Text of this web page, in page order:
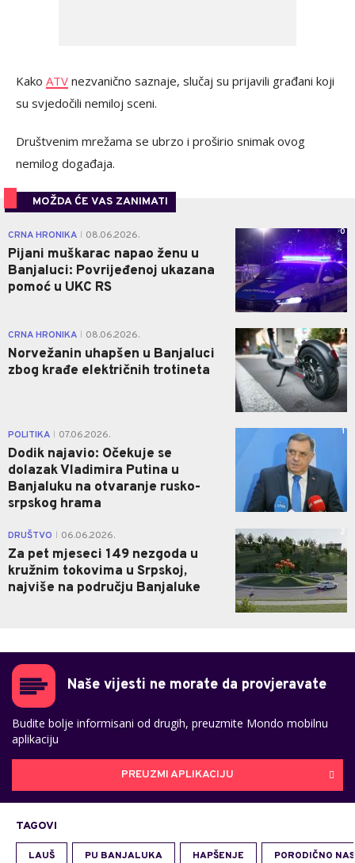
Kako ATV nezvanično saznaje, slučaj su prijavili građani koji
su svjedočili nemiloj sceni.
Društvenim mrežama se ubrzo i proširio snimak ovog
nemilog događaja.
MOŽDA ĆE VAS ZANIMATI
CRNA HRONIKA 08.06.2026.
Pijani muškarac napao ženu u
Banjaluci: Povrijeđenoj ukazana
pomoć u UKC RS
0
CRNA HRONIKA 08.06.2026.
Norvežanin uhapšen u Banjaluci
zbog krađe električnih trotineta
0
POLITIKA 07.06.2026.
Dodik najavio: Očekuje se
dolazak Vladimira Putina u
Banjaluku na otvaranje rusko-
srpskog hrama
1
DRUŠTVO 06.06.2026.
Za pet mjeseci 149 nezgoda u
kružnim tokovima u Srpskoj,
najviše na području Banjaluke
2
Naše vijesti ne morate da provjeravate
Budite bolje informisani od drugih, preuzmite Mondo mobilnu
aplikaciju
PREUZMI APLIKACIJU
TAGOVI
LAUŠ PU BANJALUKA HAPŠENJE PORODIČNO